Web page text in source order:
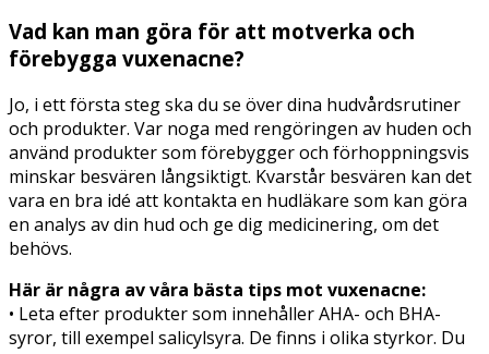
Vad kan man göra för att motverka och
förebygga vuxenacne?
Jo, i ett första steg ska du se över dina hudvårdsrutiner
och produkter. Var noga med rengöringen av huden och
använd produkter som förebygger och förhoppningsvis
minskar besvären långsiktigt. Kvarstår besvären kan det
vara en bra idé att kontakta en hudläkare som kan göra
en analys av din hud och ge dig medicinering, om det
behövs.
Här är några av våra bästa tips mot vuxenacne:
• Leta efter produkter som innehåller AHA- och BHA-
syror, till exempel salicylsyra. De finns i olika styrkor. Du